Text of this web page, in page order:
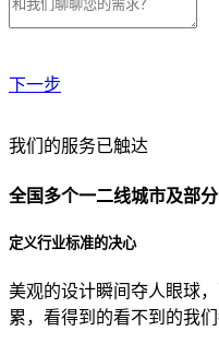
下一步
贵公司预算范围是？
贵公司的团队规模是？
目前主要的营销渠道是？
我们的服务已触达
全国多个一二线城市及部
定义行业标准的决心
美观的设计瞬间夺人眼球
累，看得到的看不到的我们